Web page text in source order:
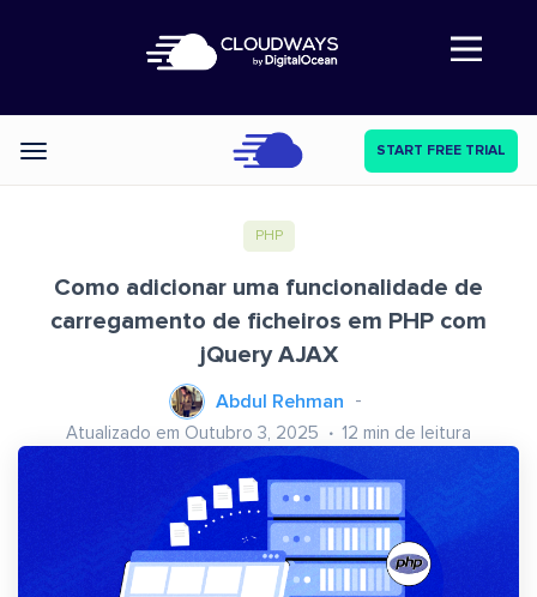
Abre a navegação
Categories START FREE TRIAL
PHP
Como adicionar uma funcionalidade de
carregamento de ficheiros em PHP com
jQuery AJAX
Abdul Rehman
Atualizado em Outubro 3, 2025 12 min de leitura